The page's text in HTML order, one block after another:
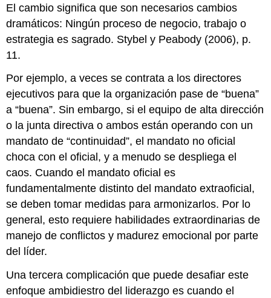
El cambio significa que son necesarios cambios
dramáticos: Ningún proceso de negocio, trabajo o
estrategia es sagrado. Stybel y Peabody (2006), p.
11.
Por ejemplo, a veces se contrata a los directores
ejecutivos para que la organización pase de “buena”
a “buena”. Sin embargo, si el equipo de alta dirección
o la junta directiva o ambos están operando con un
mandato de “continuidad”, el mandato no oficial
choca con el oficial, y a menudo se despliega el
caos. Cuando el mandato oficial es
fundamentalmente distinto del mandato extraoficial,
se deben tomar medidas para armonizarlos. Por lo
general, esto requiere habilidades extraordinarias de
manejo de conflictos y madurez emocional por parte
del líder.
Una tercera complicación que puede desafiar este
enfoque ambidiestro del liderazgo es cuando el